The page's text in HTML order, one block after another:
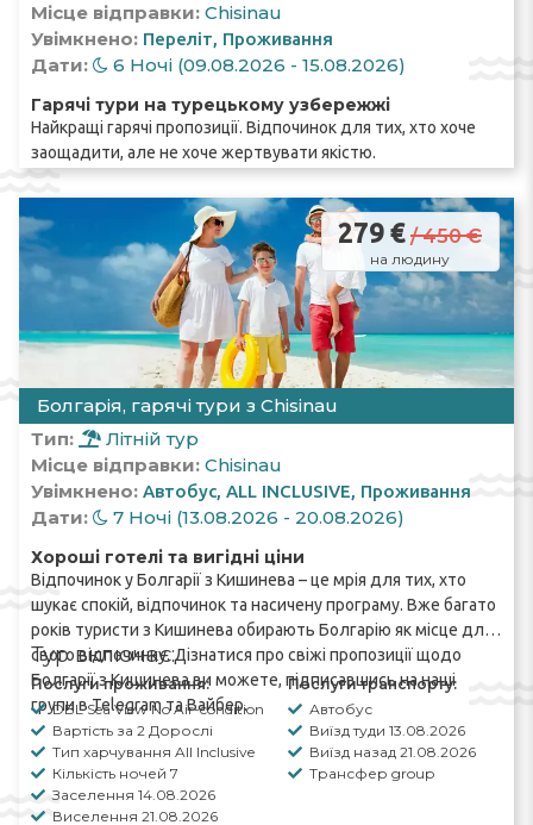
Місце відправки:Chisinau
Увімкнено: Переліт Проживання
Дати: 6 Ночі (09.08.2026 - 15.08.2026)
Гарячі тури на турецькому узбережжі
Найкращі гарячі пропозиції. Відпочинок для тих, хто хоче
заощадити, але не хоче жертвувати якістю.
279 €/ 450 €
на людину
Болгарія, гарячі тури з Chisinau
Тип:
Літній тур
Місце відправки:Chisinau
Увімкнено:Автобус ALL INCLUSIVE Проживання
Дати: 7 Ночі (13.08.2026 - 20.08.2026)
Хороші готелі та вигідні ціни
Відпочинок уБолгаріїз Кишинева – це мрія для тих, хто
шукає спокій, відпочинок та насичену програму. Вже багато
років туристи з Кишинева обирають Болгарію як місце для
свого відпочинку. Дізнатися про свіжі пропозиції щодо
Болгарії з Кишинева ви можете, підписавшись на наші
групи вTelegramтаВайбер.
Тур включає:
Послуги проживання:
DBL Sea View No Air-condition
Вартість за 2 Дорослі
Тип харчування All Inclusive
Кількість ночей 7
Заселення 14.08.2026
Виселення 21.08.2026
Послуги транспорту:
Автобус
Виїзд туди 13.08.2026
Виїзд назад 21.08.2026
Трансфер group